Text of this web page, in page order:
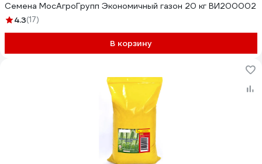
Семена МосАгроГрупп Экономичный газон 20 кг ВИ200002
4.3(17)
В корзину